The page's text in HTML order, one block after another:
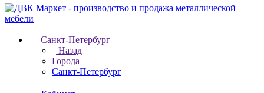
Санкт-Петербург
Назад
Города
Санкт-Петербург